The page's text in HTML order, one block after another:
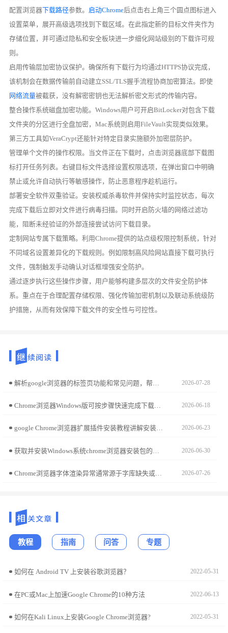
配置浏览器下载路径参数。 启动Chrome后点击右上角三个圆点图标进入
设置菜单，展开高级选项找到下载区域。在此指定新的目标文件夹作为
存储位置，并可通过隐私和安全板块进一步细化网站级别的下载许可规
则。
启用传输层加密协议保护。确保所有下载行为均通过HTTPS协议完成，
该机制会在数据传输前自动建立SSL/TLS握手流程协商加密算法。即使
网络流量被截获，没有解密密钥也无法解析密文形式的传输内容。
整合操作系统磁盘加密功能。Windows用户可开启BitLocker对包含下载
文件夹的分区进行全盘加密，Mac系统则启用FileVault实现类似效果。
第三方工具如VeraCrypt还能针对特定目录实施额外加密层防护。
管理单个文件的操作权限。当文件正在下载时，点击浏览器底部下载图
标打开任务列表。右键目标文件选择设置权限选项，在弹出窗口中明确
禁止或允许自动执行等敏感操作，防止恶意程序趁机运行。
部署安全软件双重验证。安装权威杀毒软件并保持实时监控状态，每次
完成下载后立即对文件进行病毒扫描。同时开启防火墙的网络过滤功
能，阻断未经验证的外部连接尝试访问下载目录。
定制网站专属下载策略。利用Chrome提供的站点级权限控制系统，针对
不同域名设置差异化的下载规则。例如限制高风险网站直接下载可执行
文件，强制触发手动确认对话框增强安全防护。
通过逐步执行这些操作步骤，用户能够构建多层次的文件安全防护体
系。重点在于合理配置存储权限、强化传输加密机制以及联动系统级防
护措施，从而有效保障下载文件的安全性与可控性。
2026-07-28
Chrome浏览器Windows版可按步骤快速完成下载安装和配置，用户可高效启用浏览器，实现功能完整、安全稳定运行，提升办公及浏览效率。 2026-06-18
google Chrome浏览器扩展插件安装教程讲解安装和配置步骤，帮助用户快速上手扩展工具，提升浏览器功能使用效率。 2026-06-23
2026-06-30
2026-07-26
教程 指南 问答 专题
如何在 Android TV 上安装谷歌浏览器？ 2022-05-31
在PC或Mac上加速Google Chrome的10种方法 2022-06-13
如何在Kali Linux上安装Google Chrome浏览器? 2022-05-31